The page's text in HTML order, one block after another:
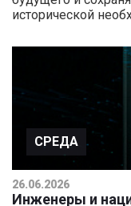
исторической
СРЕДА
26.06.2026
Инженеры и